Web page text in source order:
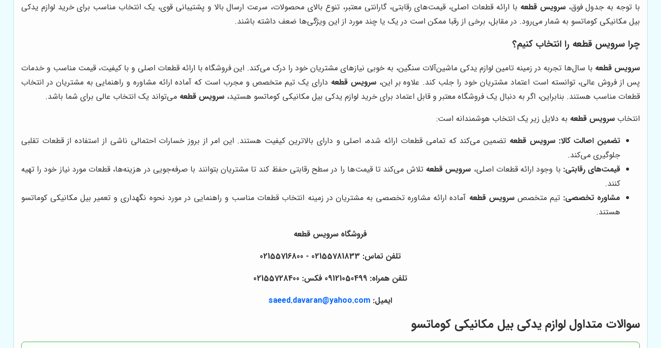
با توجه به جدول فوق،سرویس قطعه با ارائه قطعات اصلی، قیمت‌های رقابتی، گارانتی معتبر، تنوع بالای محصولات، سرعت ارسال بالا و پشتیبانی قوی، یک انتخاب مناسب برای خرید لوازم یدکی
بیل مکانیکی کوماتسو به شمار می‌رود. در مقابل، برخی از رقبا ممکن است در یک یا چند مورد از این ویژگی‌ها ضعف داشته باشند.
چرا سرویس قطعه را انتخاب کنیم؟
سرویس قطعه با سال‌ها تجربه در زمینه تامین لوازم یدکی ماشین‌آلات سنگین، به خوبی نیازهای مشتریان خود را درک می‌کند. این فروشگاه با ارائه قطعات اصلی و با کیفیت، قیمت مناسب و خدمات
پس از فروش عالی، توانسته است اعتماد مشتریان خود را جلب کند. علاوه بر این،سرویس قطعه دارای یک تیم متخصص و مجرب است که آماده ارائه مشاوره و راهنمایی به مشتریان در انتخاب
قطعات مناسب هستند. بنابراین، اگر به دنبال یک فروشگاه معتبر و قابل اعتماد برای خرید لوازم یدکی بیل مکانیکی کوماتسو هستید، سرویس قطعه می‌تواند یک انتخاب عالی برای شما باشد.
انتخاب سرویس قطعه به دلایل زیر یک انتخاب هوشمندانه است:
تضمین اصالت کالا: سرویس قطعه تضمین می‌کند که تمامی قطعات ارائه شده، اصلی و دارای بالاترین کیفیت هستند. این امر از بروز خسارات احتمالی ناشی از استفاده از قطعات تقلبی
جلوگیری می‌کند.
قیمت‌های رقابتی: با وجود ارائه قطعات اصلی، سرویس قطعه تلاش می‌کند تا قیمت‌ها را در سطح رقابتی حفظ کند تا مشتریان بتوانند با صرفه‌جویی در هزینه‌ها، قطعات مورد نیاز خود را تهیه
کنند.
مشاوره تخصصی: تیم متخصصسرویس قطعه آماده ارائه مشاوره تخصصی به مشتریان در زمینه انتخاب قطعات مناسب و راهنمایی در مورد نحوه نگهداری و تعمیر بیل مکانیکی کوماتسو
هستند.
فروشگاه سرویس قطعه
تلفن تماس: 02155781833 - 02155716800
تلفن همراه: 09121050499 فکس: 02155728400
ایمیل: saeed.davaran@yahoo.com
سوالات متداول لوازم یدکی بیل مکانیکی کوماتسو